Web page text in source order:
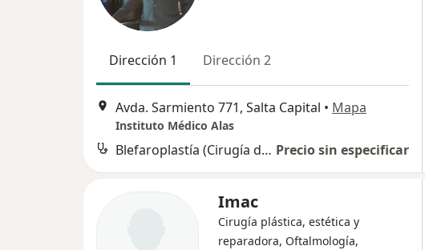
Dirección 1 Dirección 2
Avda. Sarmiento 771, Salta Capital • Mapa
Instituto Médico Alas
Blefaroplastía (Cirugía de los párpados) Precio sin especificar
Imac
Cirugía plástica, estética y
reparadora, Oftalmología,